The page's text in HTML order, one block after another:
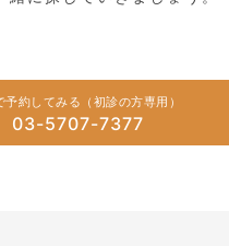
予約してみる（初診の方専用）
03-5707-7377